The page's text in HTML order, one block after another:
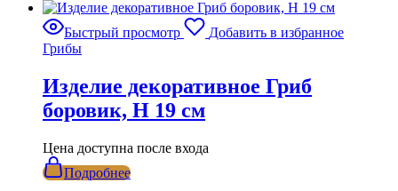
Быстрый просмотр
Добавить в избранное
Грибы
Изделие декоративное Гриб
боровик, H 19 см
Цена доступна после входа
Подробнее